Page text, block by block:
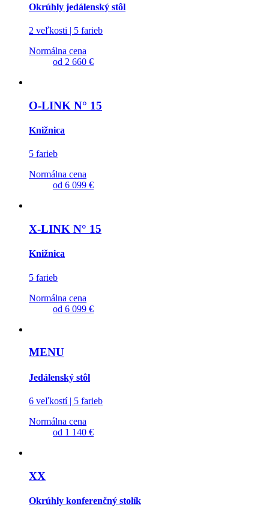
Okrúhly jedálenský stôl
2 veľkosti | 5 farieb
Normálna cena
od 2 660 €
O-LINK N° 15
Knižnica
5 farieb
Normálna cena
od 6 099 €
X-LINK N° 15
Knižnica
5 farieb
Normálna cena
od 6 099 €
MENU
Jedálenský stôl
6 veľkostí | 5 farieb
Normálna cena
od 1 140 €
XX
Okrúhly konferenčný stolík